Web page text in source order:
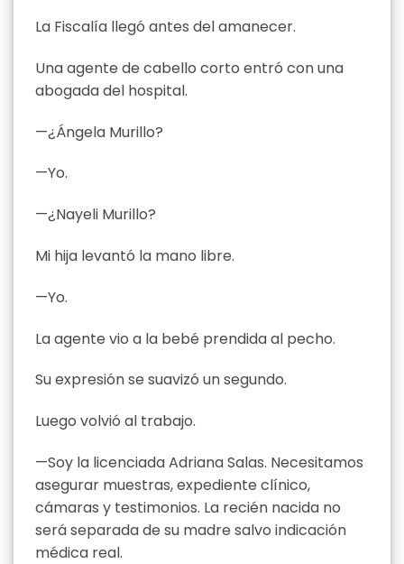
La Fiscalía llegó antes del amanecer.
Una agente de cabello corto entró con una
abogada del hospital.
—¿Ángela Murillo?
—Yo.
—¿Nayeli Murillo?
Mi hija levantó la mano libre.
—Yo.
La agente vio a la bebé prendida al pecho.
Su expresión se suavizó un segundo.
Luego volvió al trabajo.
—Soy la licenciada Adriana Salas. Necesitamos
asegurar muestras, expediente clínico,
cámaras y testimonios. La recién nacida no
será separada de su madre salvo indicación
médica real.